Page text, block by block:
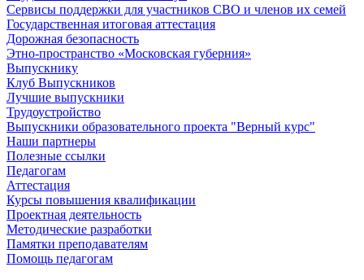
Сервисы поддержки для участников СВО и членов их семей
Государственная итоговая аттестация
Дорожная безопасность
Этно-пространство «Московская губерния»
Выпускнику
Клуб Выпускников
Лучшие выпускники
Трудоустройство
Выпускники образовательного проекта "Верный курс"
Наши партнеры
Полезные ссылки
Педагогам
Аттестация
Курсы повышения квалификации
Проектная деятельность
Методические разработки
Памятки преподавателям
Помощь педагогам